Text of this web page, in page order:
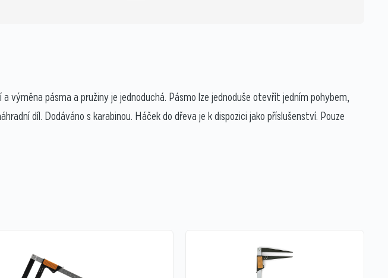
pásma a pružiny je jednoduchá. Pásmo lze jednoduše otevřít jedním pohybem,
díl. Dodáváno s karabinou. Háček do dřeva je k dispozici jako příslušenství. Pouze